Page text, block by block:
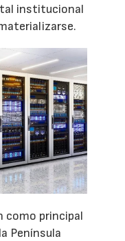
institucional
como principal
Península